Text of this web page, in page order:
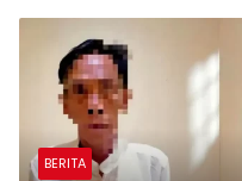
BERITA